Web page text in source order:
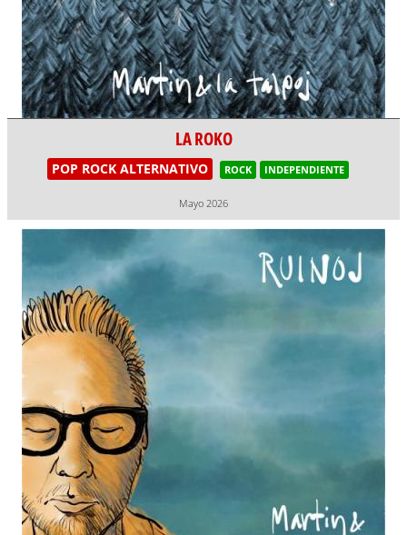
LA ROKO
POP ROCK ALTERNATIVO ROCK INDEPENDIENTE
Mayo 2026